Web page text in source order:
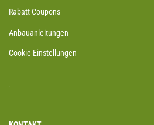
Rabatt-Coupons
Anbauanleitungen
Cookie Einstellungen